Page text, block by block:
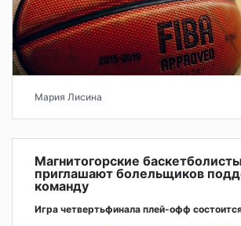
Мария Лисина
Магнитогорские баскетболисты
приглашают болельщиков
команду
Игра четвертьфинала плей-офф